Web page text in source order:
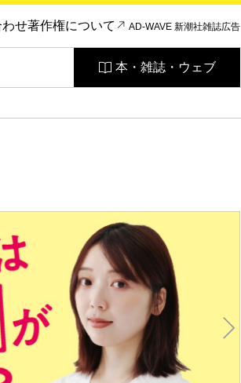
わせ著作権について AD-WAVE 新潮社雑誌広告
本・雑誌・ウェブ